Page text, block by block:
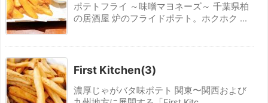
ポテトフライ ～味噌マヨネーズ～ 千葉県柏
の居酒屋 炉のフライドポテト。ホクホク ...
First Kitchen(3)
濃厚じゃがバタ味ポテト 関東〜関西および